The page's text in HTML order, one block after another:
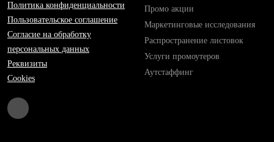
Политика конфиденциальности
Пользовательское соглашение
Согласие на обработку
персональных данных
Реквизиты
Cookies
Промо акции
Маркетинговые исследования
Распространение листовок
Услуги промоутеров
Аутстаффинг